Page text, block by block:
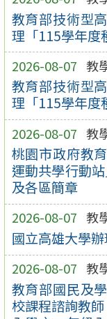
教育部技術型
理「115學年度
2026-08-07 教
教育部技術型
理「115學年度
2026-08-07 教
桃園市政府教
運動共學行動
及各區簡章
2026-08-07 教
國立高雄大學
2026-08-07 教
教育部國民及
校課程諮詢教